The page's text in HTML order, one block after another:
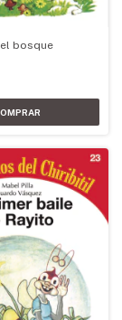
bosque